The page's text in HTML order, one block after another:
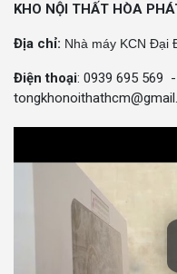
KHO NỘI THẤT HÒA
Địa chỉ: Nhà máy KCN Đại
Điện thoại: 0939 695 569